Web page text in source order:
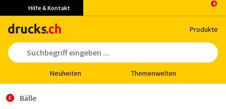
Hilfe & Kontakt
Pro­duk­te
Neu­hei­ten The­men­wel­ten
Bälle